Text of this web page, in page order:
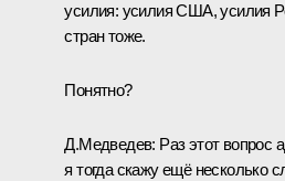
усилия: усилия США, усилия
стран тоже.
Понятно?
Д.Медведев: Раз этот вопрос
я тогда скажу ещё несколько